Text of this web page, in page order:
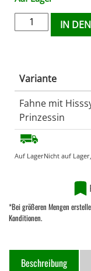
IN
Variante
Fahne mit
Prinzessin
Auf LagerNicht auf
*Bei größeren Mengen
Konditionen.
Beschreibung